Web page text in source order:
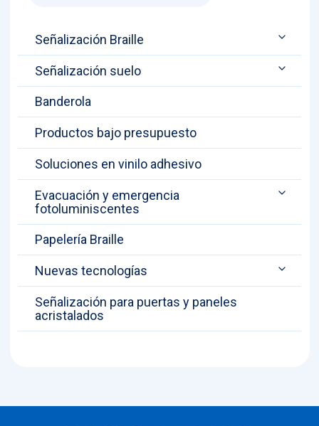
Señalización Braille
Señalización suelo
Banderola
Productos bajo presupuesto
Soluciones en vinilo adhesivo
Evacuación y emergencia
fotoluminiscentes
Papelería Braille
Nuevas tecnologías
Señalización para puertas y paneles
acristalados